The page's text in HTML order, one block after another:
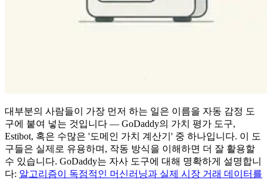
대부분의 사람들이 가장 먼저 하는 일은 이름을 자동 감정 도
구에 붙여 넣는 것입니다 — GoDaddy의 가치 평가 도구,
Estibot, 혹은 수많은 '도메인 가치 계산기' 중 하나입니다. 이 도
구들은 실제로 유용하며, 작동 방식을 이해하면 더 잘 활용할
수 있습니다. GoDaddy는 자사 도구에 대해 명확하게 설명합니
다: 알고리즘이 독점적인 머신러닝과 실제 시장 거래 데이터를